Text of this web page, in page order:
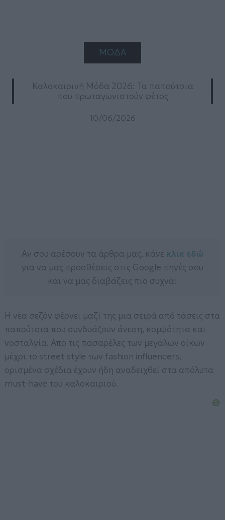
ΜΟΔΑ
Καλοκαιρινή Μόδα 2026: Τα παπούτσια
που πρωταγωνιστούν φέτος
10/06/2026
Αν σου αρέσουν τα άρθρα μας, κάνε κλικ εδώ
για να μας προσθέσεις στις Google πηγές σου
και να μας διαβάζεις πιο συχνά!
Η νέα σεζόν φέρνει μαζί της μια σειρά από τάσεις στα
παπούτσια που συνδυάζουν άνεση, κομψότητα και
νοσταλγία. Από τις πασαρέλες των μεγάλων οίκων
μέχρι το street style των fashion influencers,
ορισμένα σχέδια έχουν ήδη αναδειχθεί στα απόλυτα
must-have του καλοκαιριού.